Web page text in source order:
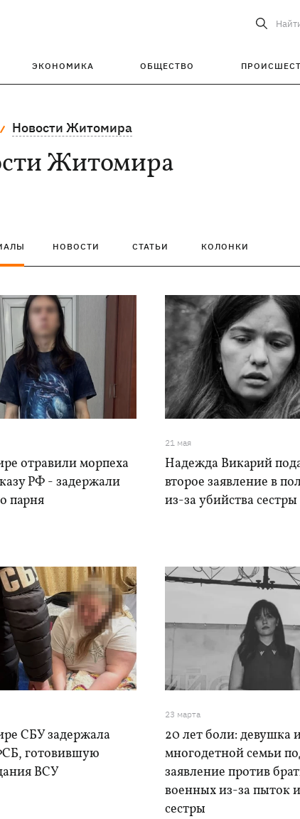
ЭКОНОМИКА ОБЩЕСТВО
Новости Житомира
Житомира
НОВОСТИ СТАТЬИ КОЛОНКИ
отравили морпеха
РФ - задержали
парня
21 мая
Надежда Викарий
второе заявление в
из-за убийства сестры
СБУ задержала
готовившую
ВСУ
23 марта
20 лет боли: девушка
многодетной семьи
заявление против
военных из-за пыток
сестры